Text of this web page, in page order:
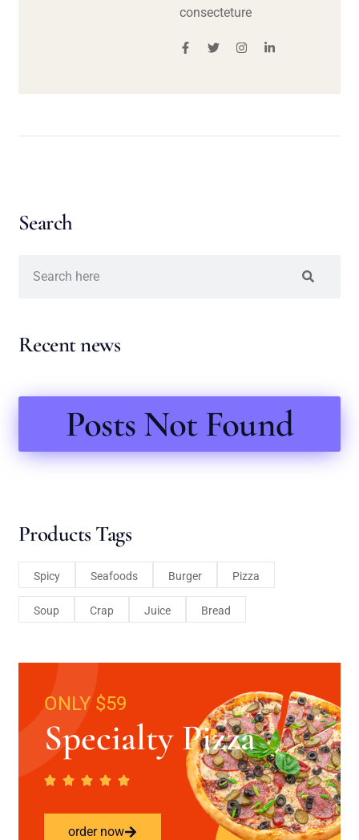
consecteture
Search
Recent news
Posts Not Found
Products Tags
Spicy Seafoods Burger Pizza
Soup Crap Juice Bread
ONLY $59
Specialty Pizza
order now